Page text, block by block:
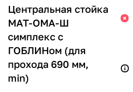
Центральная стойка
МАТ-ОМА-Ш
симплекс с
ГОБЛИНом (для
прохода 690 мм,
min)